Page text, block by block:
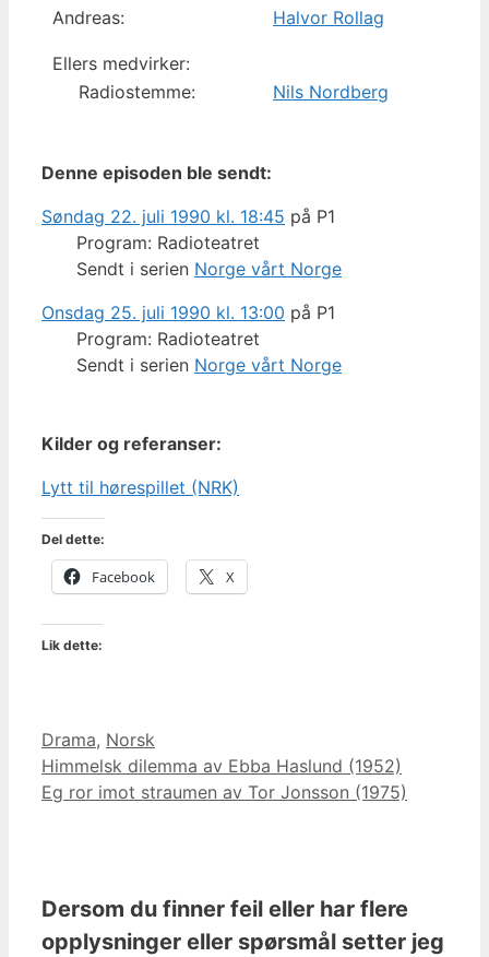
Andreas:
Halvor Rollag
Ellers medvirker:
Radiostemme:
Nils Nordberg
Denne episoden ble sendt:
Søndag 22. juli 1990 kl. 18:45 på P1
Program: Radioteatret
Sendt i serien Norge vårt Norge
Onsdag 25. juli 1990 kl. 13:00 på P1
Program: Radioteatret
Sendt i serien Norge vårt Norge
Kilder og referanser:
Lytt til hørespillet (NRK)
Del dette:
Facebook X
Lik dette:
Kategorier
Drama, Norsk
Himmelsk dilemma av Ebba Haslund (1952)
Eg ror imot straumen av Tor Jonsson (1975)
Dersom du finner feil eller har flere
opplysninger eller spørsmål setter jeg